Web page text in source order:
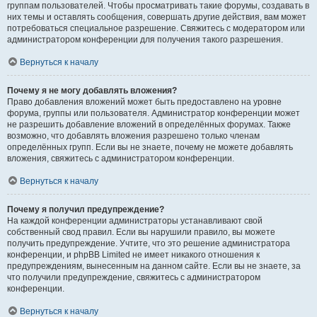
группам пользователей. Чтобы просматривать такие форумы, создавать в
них темы и оставлять сообщения, совершать другие действия, вам может
потребоваться специальное разрешение. Свяжитесь с модератором или
администратором конференции для получения такого разрешения.
Вернуться к началу
Почему я не могу добавлять вложения?
Право добавления вложений может быть предоставлено на уровне
форума, группы или пользователя. Администратор конференции может
не разрешить добавление вложений в определённых форумах. Также
возможно, что добавлять вложения разрешено только членам
определённых групп. Если вы не знаете, почему не можете добавлять
вложения, свяжитесь с администратором конференции.
Вернуться к началу
Почему я получил предупреждение?
На каждой конференции администраторы устанавливают свой
собственный свод правил. Если вы нарушили правило, вы можете
получить предупреждение. Учтите, что это решение администратора
конференции, и phpBB Limited не имеет никакого отношения к
предупреждениям, вынесенным на данном сайте. Если вы не знаете, за
что получили предупреждение, свяжитесь с администратором
конференции.
Вернуться к началу